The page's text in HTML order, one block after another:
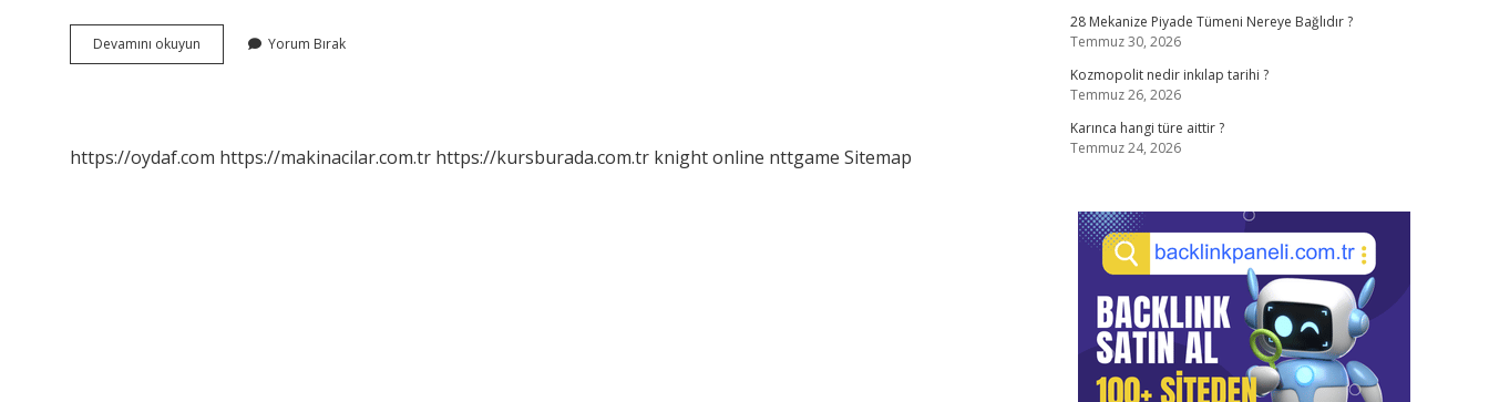
Devamını okuyun
Sağdan
Yorum Bırak
https://oydaf.com https://makinacilar.com.tr https://kursburada.com.tr knight online nttgame Sitemap
28 Mekanize Piyade Tümeni Nereye Bağlıdır ?
Temmuz 30, 2026
Kozmopolit nedir inkılap tarihi ?
Temmuz 26, 2026
Karınca hangi türe aittir ?
Temmuz 24, 2026